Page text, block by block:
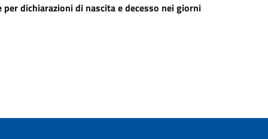
dichiarazioni di nascita e decesso nei giorni